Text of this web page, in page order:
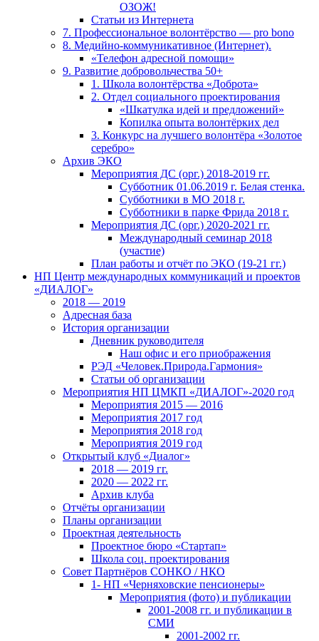
ОЗОЖ!
Статьи из Интернета
7. Профессиональное волонтёрство — pro bono
8. Медийно-коммуникативное (Интернет).
«Телефон адресной помощи»
9. Развитие добровольчества 50+
1. Школа волонтёрства «Доброта»
2. Отдел социального проектирования
«Шкатулка идей и предложений»
Копилка опыта волонтёрких дел
3. Конкурс на лучшего волонтёра «Золотое
серебро»
Архив ЭКО
Мероприятия ДС (орг.) 2018-2019 гг.
Субботник 01.06.2019 г. Белая стенка.
Субботники в МО 2018 г.
Субботники в парке Фрида 2018 г.
Мероприятия ДС (орг.) 2020-2021 гг.
Международный семинар 2018
(участие)
План работы и отчёт по ЭКО (19-21 гг.)
НП Центр международных коммуникаций и проектов
«ДИАЛОГ»
2018 — 2019
Адресная база
История организации
Дневник руководителя
Наш офис и его приображения
РЭД «Человек.Природа.Гармония»
Статьи об организации
Мероприятия НП ЦМКП «ДИАЛОГ»-2020 год
Мероприятия 2015 — 2016
Мероприятия 2017 год
Мероприятия 2018 год
Мероприятия 2019 год
Открытый клуб «Диалог»
2018 — 2019 гг.
2020 — 2022 гг.
Архив клуба
Отчёты организации
Планы организации
Проектная деятельность
Проектное бюро «Стартап»
Школа соц. проектирования
Совет Партнёров СОНКО / НКО
1- НП «Черняховские пенсионеры»
Мероприятия (фото) и публикации
2001-2008 гг. и публикации в
СМИ
2001-2002 гг.